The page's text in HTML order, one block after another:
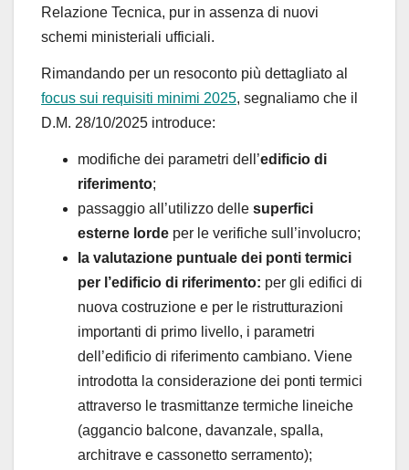
Relazione Tecnica, pur in assenza di nuovi
schemi ministeriali ufficiali.
Rimandando per un resoconto più dettagliato al
focus sui requisiti minimi 2025, segnaliamo che il
D.M. 28/10/2025 introduce:
modifiche dei parametri dell’edificio di
riferimento;
passaggio all’utilizzo delle superfici
esterne lorde per le verifiche sull’involucro;
la valutazione puntuale dei ponti termici
per l’edificio di riferimento: per gli edifici di
nuova costruzione e per le ristrutturazioni
importanti di primo livello, i parametri
dell’edificio di riferimento cambiano. Viene
introdotta la considerazione dei ponti termici
attraverso le trasmittanze termiche lineiche
(aggancio balcone, davanzale, spalla,
architrave e cassonetto serramento);